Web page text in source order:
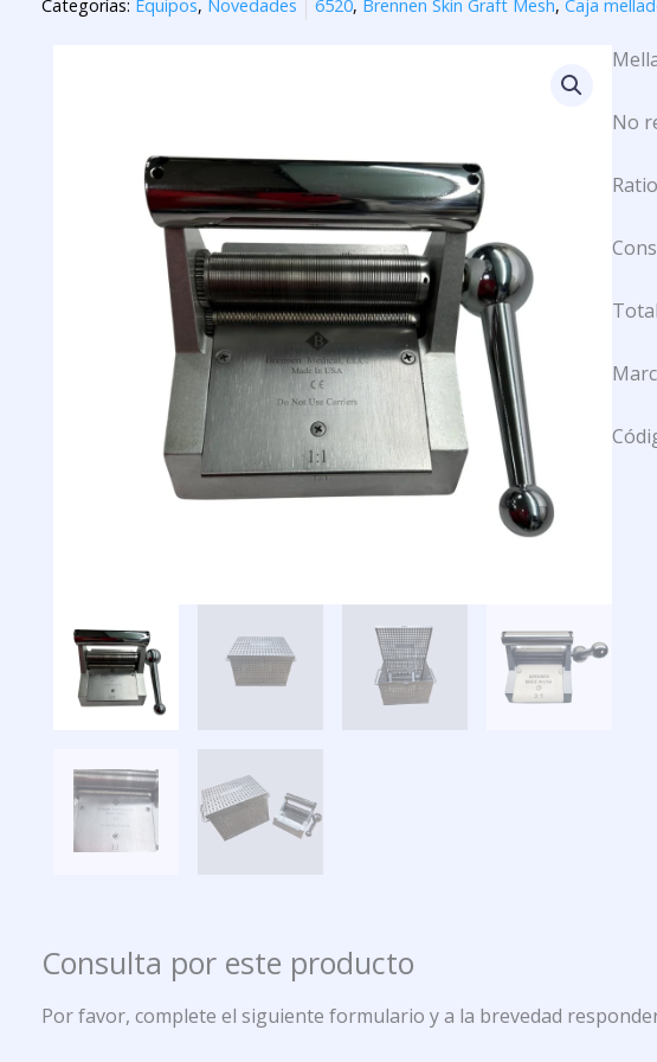
Categorías: Equipos, Novedades 6520, Brennen Skin Graft Mesh, Caja
No
Consulta por este producto
Por favor, complete el siguiente formulario y a la brevedad